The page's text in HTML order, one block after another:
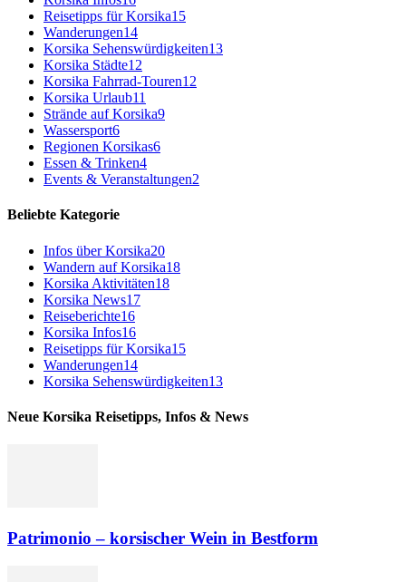
Reisetipps für Korsika15
Wanderungen14
Korsika Sehenswürdigkeiten13
Korsika Städte12
Korsika Fahrrad-Touren12
Korsika Urlaub11
Strände auf Korsika9
Wassersport6
Regionen Korsikas6
Essen & Trinken4
Events & Veranstaltungen2
Beliebte Kategorie
Infos über Korsika20
Wandern auf Korsika18
Korsika Aktivitäten18
Korsika News17
Reiseberichte16
Korsika Infos16
Reisetipps für Korsika15
Wanderungen14
Korsika Sehenswürdigkeiten13
Neue Korsika Reisetipps, Infos & News
Patrimonio – korsischer Wein in Bestform